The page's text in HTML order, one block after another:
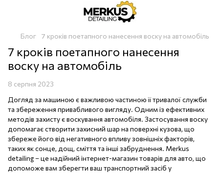
Блог 7 кроків поетапного нанесення воску на автомобіль
7 кроків поетапного нанесення
воску на автомобіль
8 серпня 2023
Догляд за машиною є важливою частиною її тривалої служби
та збереження привабливого вигляду. Одним із ефективних
методів захисту є воскування автомобіля. Застосування воску
допомагає створити захисний шар на поверхні кузова, що
збереже його від негативного впливу зовнішніх факторів,
таких як сонце, дощ, сміття та інші забруднення. Merkus
detailing – це надійний інтернет-магазин товарів для авто, що
допоможе вам зберегти ваш транспортний засіб у